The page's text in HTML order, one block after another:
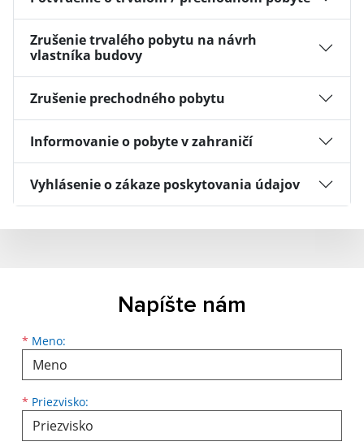
Zrušenie trvalého pobytu na návrh
vlastníka budovy
Zrušenie prechodného pobytu
Informovanie o pobyte v zahraničí
Vyhlásenie o zákaze poskytovania údajov
Napíšte nám
* Meno:
Meno
* Priezvisko:
Priezvisko
E-mailová adresa